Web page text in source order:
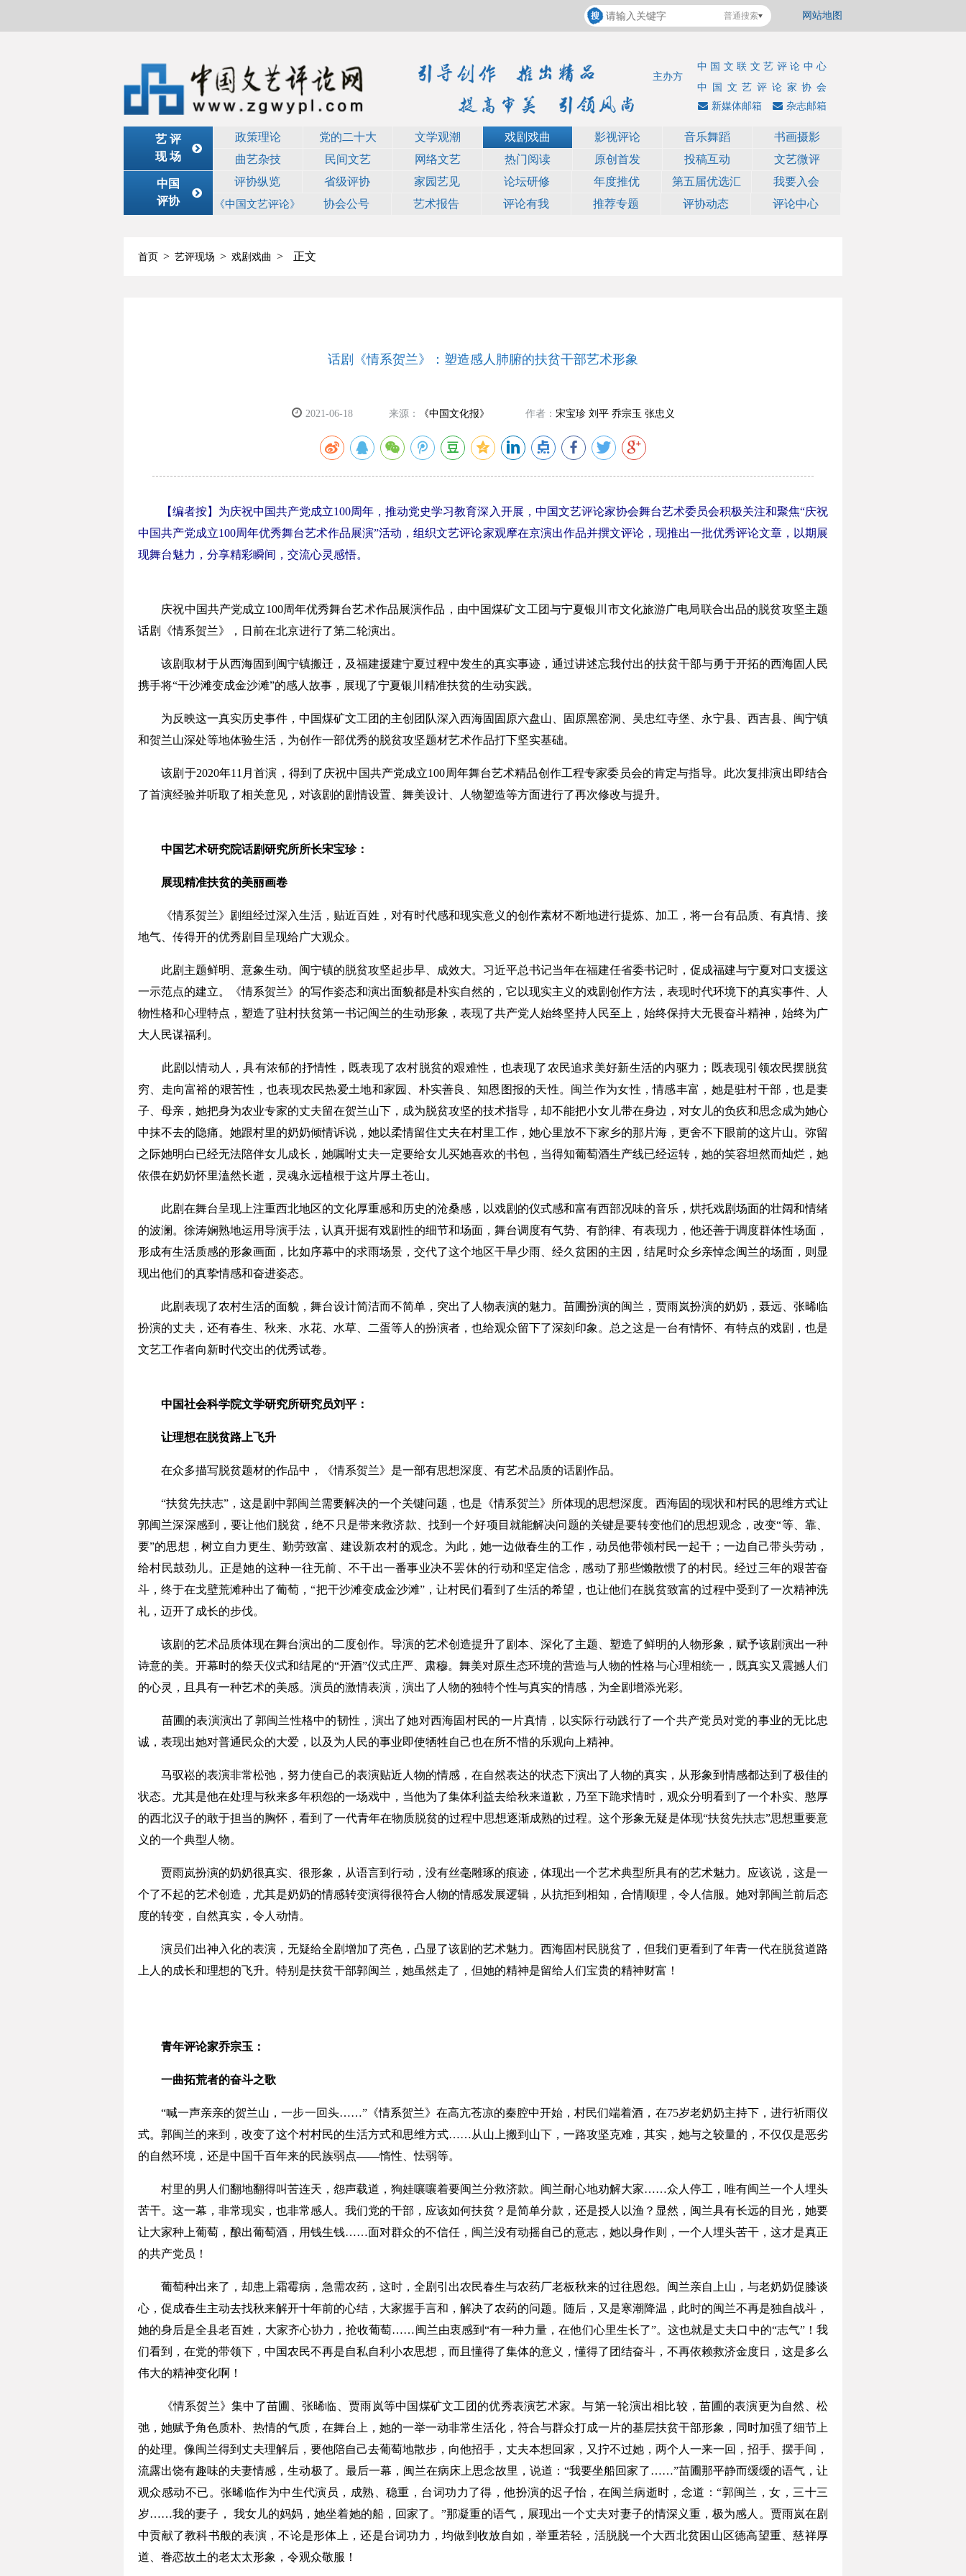
网站地图
普通搜索
中国文联文艺评论中心
中国文艺评论家协会
主办方
杂志邮箱
新媒体邮箱
艺 评
现 场
政策理论 党的二十大 文学观潮 戏剧戏曲 影视评论 音乐舞蹈
书画摄影
曲艺杂技
民间文艺 网络文艺 热门阅读 原创首发 投稿互动
文艺微评
中国
评协
评协纵览 省级评协 家园艺见 论坛研修 年度推优 第五届优选汇 我要入会
《中国文艺评论》 协会公号 艺术报告 评论有我 推荐专题 评协动态 评论中心
首页 > 艺评现场 > 戏剧戏曲 > 正文
话剧《情系贺兰》：塑造感人肺腑的扶贫干部艺术形象
2021-06-18 来源： 《中国文化报》 作者： 宋宝珍 刘平 乔宗玉 张忠义
【编者按】为庆祝中国共产党成立100周年，推动党史学习教育深入开展，中国文艺评论家协会舞台艺术委员会积极关注和聚焦“庆祝
中国共产党成立100周年优秀舞台艺术作品展演”活动，组织文艺评论家观摩在京演出作品并撰文评论，现推出一批优秀评论文章，以期展
现舞台魅力，分享精彩瞬间，交流心灵感悟。
庆祝中国共产党成立100周年优秀舞台艺术作品展演作品，由中国煤矿文工团与宁夏银川市文化旅游广电局联合出品的脱贫攻坚主题
话剧《情系贺兰》，日前在北京进行了第二轮演出。
该剧取材于从西海固到闽宁镇搬迁，及福建援建宁夏过程中发生的真实事迹，通过讲述忘我付出的扶贫干部与勇于开拓的西海固人民
携手将“干沙滩变成金沙滩”的感人故事，展现了宁夏银川精准扶贫的生动实践。
为反映这一真实历史事件，中国煤矿文工团的主创团队深入西海固固原六盘山、固原黑窑洞、吴忠红寺堡、永宁县、西吉县、闽宁镇
和贺兰山深处等地体验生活，为创作一部优秀的脱贫攻坚题材艺术作品打下坚实基础。
该剧于2020年11月首演，得到了庆祝中国共产党成立100周年舞台艺术精品创作工程专家委员会的肯定与指导。此次复排演出即结合
了首演经验并听取了相关意见，对该剧的剧情设置、舞美设计、人物塑造等方面进行了再次修改与提升。
中国艺术研究院话剧研究所所长宋宝珍：
展现精准扶贫的美丽画卷
《情系贺兰》剧组经过深入生活，贴近百姓，对有时代感和现实意义的创作素材不断地进行提炼、加工，将一台有品质、有真情、接
地气、传得开的优秀剧目呈现给广大观众。
此剧主题鲜明、意象生动。闽宁镇的脱贫攻坚起步早、成效大。习近平总书记当年在福建任省委书记时，促成福建与宁夏对口支援这
一示范点的建立。《情系贺兰》的写作姿态和演出面貌都是朴实自然的，它以现实主义的戏剧创作方法，表现时代环境下的真实事件、人
物性格和心理特点，塑造了驻村扶贫第一书记闽兰的生动形象，表现了共产党人始终坚持人民至上，始终保持大无畏奋斗精神，始终为广
大人民谋福利。
此剧以情动人，具有浓郁的抒情性，既表现了农村脱贫的艰难性，也表现了农民追求美好新生活的内驱力；既表现引领农民摆脱贫
穷、走向富裕的艰苦性，也表现农民热爱土地和家园、朴实善良、知恩图报的天性。闽兰作为女性，情感丰富，她是驻村干部，也是妻
子、母亲，她把身为农业专家的丈夫留在贺兰山下，成为脱贫攻坚的技术指导，却不能把小女儿带在身边，对女儿的负疚和思念成为她心
中抹不去的隐痛。她跟村里的奶奶倾情诉说，她以柔情留住丈夫在村里工作，她心里放不下家乡的那片海，更舍不下眼前的这片山。弥留
之际她明白已经无法陪伴女儿成长，她嘱咐丈夫一定要给女儿买她喜欢的书包，当得知葡萄酒生产线已经运转，她的笑容坦然而灿烂，她
依偎在奶奶怀里溘然长逝，灵魂永远植根于这片厚土苍山。
此剧在舞台呈现上注重西北地区的文化厚重感和历史的沧桑感，以戏剧的仪式感和富有西部况味的音乐，烘托戏剧场面的壮阔和情绪
的波澜。徐涛娴熟地运用导演手法，认真开掘有戏剧性的细节和场面，舞台调度有气势、有韵律、有表现力，他还善于调度群体性场面，
形成有生活质感的形象画面，比如序幕中的求雨场景，交代了这个地区干旱少雨、经久贫困的主因，结尾时众乡亲悼念闽兰的场面，则显
现出他们的真挚情感和奋进姿态。
此剧表现了农村生活的面貌，舞台设计简洁而不简单，突出了人物表演的魅力。苗圃扮演的闽兰，贾雨岚扮演的奶奶，聂远、张晞临
扮演的丈夫，还有春生、秋来、水花、水草、二蛋等人的扮演者，也给观众留下了深刻印象。总之这是一台有情怀、有特点的戏剧，也是
文艺工作者向新时代交出的优秀试卷。
中国社会科学院文学研究所研究员刘平：
让理想在脱贫路上飞升
在众多描写脱贫题材的作品中，《情系贺兰》是一部有思想深度、有艺术品质的话剧作品。
“扶贫先扶志”，这是剧中郭闽兰需要解决的一个关键问题，也是《情系贺兰》所体现的思想深度。西海固的现状和村民的思维方式让
郭闽兰深深感到，要让他们脱贫，绝不只是带来救济款、找到一个好项目就能解决问题的关键是要转变他们的思想观念，改变“等、靠、
要”的思想，树立自力更生、勤劳致富、建设新农村的观念。为此，她一边做春生的工作，动员他带领村民一起干；一边自己带头劳动，
给村民鼓劲儿。正是她的这种一往无前、不干出一番事业决不罢休的行动和坚定信念，感动了那些懒散惯了的村民。经过三年的艰苦奋
斗，终于在戈壁荒滩种出了葡萄，“把干沙滩变成金沙滩”，让村民们看到了生活的希望，也让他们在脱贫致富的过程中受到了一次精神洗
礼，迈开了成长的步伐。
该剧的艺术品质体现在舞台演出的二度创作。导演的艺术创造提升了剧本、深化了主题、塑造了鲜明的人物形象，赋予该剧演出一种
诗意的美。开幕时的祭天仪式和结尾的“开酒”仪式庄严、肃穆。舞美对原生态环境的营造与人物的性格与心理相统一，既真实又震撼人们
的心灵，且具有一种艺术的美感。演员的激情表演，演出了人物的独特个性与真实的情感，为全剧增添光彩。
苗圃的表演演出了郭闽兰性格中的韧性，演出了她对西海固村民的一片真情，以实际行动践行了一个共产党员对党的事业的无比忠
诚，表现出她对普通民众的大爱，以及为人民的事业即使牺牲自己也在所不惜的乐观向上精神。
马驭崧的表演非常松弛，努力使自己的表演贴近人物的情感，在自然表达的状态下演出了人物的真实，从形象到情感都达到了极佳的
状态。尤其是他在处理与秋来多年积怨的一场戏中，当他为了集体利益去给秋来道歉，乃至下跪求情时，观众分明看到了一个朴实、憨厚
的西北汉子的敢于担当的胸怀，看到了一代青年在物质脱贫的过程中思想逐渐成熟的过程。这个形象无疑是体现“扶贫先扶志”思想重要意
义的一个典型人物。
贾雨岚扮演的奶奶很真实、很形象，从语言到行动，没有丝毫雕琢的痕迹，体现出一个艺术典型所具有的艺术魅力。应该说，这是一
个了不起的艺术创造，尤其是奶奶的情感转变演得很符合人物的情感发展逻辑，从抗拒到相知，合情顺理，令人信服。她对郭闽兰前后态
度的转变，自然真实，令人动情。
演员们出神入化的表演，无疑给全剧增加了亮色，凸显了该剧的艺术魅力。西海固村民脱贫了，但我们更看到了年青一代在脱贫道路
上人的成长和理想的飞升。特别是扶贫干部郭闽兰，她虽然走了，但她的精神是留给人们宝贵的精神财富！
青年评论家乔宗玉：
一曲拓荒者的奋斗之歌
“喊一声亲亲的贺兰山，一步一回头……”《情系贺兰》在高亢苍凉的秦腔中开始，村民们端着酒，在75岁老奶奶主持下，进行祈雨仪
式。郭闽兰的来到，改变了这个村村民的生活方式和思维方式……从山上搬到山下，一路攻坚克难，其实，她与之较量的，不仅仅是恶劣
的自然环境，还是中国千百年来的民族弱点——惰性、怯弱等。
村里的男人们翻地翻得叫苦连天，怨声载道，狗娃嚷嚷着要闽兰分救济款。闽兰耐心地劝解大家……众人停工，唯有闽兰一个人埋头
苦干。这一幕，非常现实，也非常感人。我们党的干部，应该如何扶贫？是简单分款，还是授人以渔？显然，闽兰具有长远的目光，她要
让大家种上葡萄，酿出葡萄酒，用钱生钱……面对群众的不信任，闽兰没有动摇自己的意志，她以身作则，一个人埋头苦干，这才是真正
的共产党员！
葡萄种出来了，却患上霜霉病，急需农药，这时，全剧引出农民春生与农药厂老板秋来的过往恩怨。闽兰亲自上山，与老奶奶促膝谈
心，促成春生主动去找秋来解开十年前的心结，大家握手言和，解决了农药的问题。随后，又是寒潮降温，此时的闽兰不再是独自战斗，
她的身后是全县老百姓，大家齐心协力，抢收葡萄……闽兰由衷感到“有一种力量，在他们心里生长了”。这也就是丈夫口中的“志气”！我
们看到，在党的带领下，中国农民不再是自私自利小农思想，而且懂得了集体的意义，懂得了团结奋斗，不再依赖救济金度日，这是多么
伟大的精神变化啊！
《情系贺兰》集中了苗圃、张晞临、贾雨岚等中国煤矿文工团的优秀表演艺术家。与第一轮演出相比较，苗圃的表演更为自然、松
弛，她赋予角色质朴、热情的气质，在舞台上，她的一举一动非常生活化，符合与群众打成一片的基层扶贫干部形象，同时加强了细节上
的处理。像闽兰得到丈夫理解后，要他陪自己去葡萄地散步，向他招手，丈夫本想回家，又拧不过她，两个人一来一回，招手、摆手间，
流露出饶有趣味的夫妻情感，生动极了。最后一幕，闽兰在病床上思念故里，说道：“我要坐船回家了……”苗圃那平静而缓缓的语气，让
观众感动不已。张晞临作为中生代演员，成熟、稳重，台词功力了得，他扮演的迟子怡，在闽兰病逝时，念道：“郭闽兰，女，三十三
岁……我的妻子， 我女儿的妈妈，她坐着她的船，回家了。”那凝重的语气，展现出一个丈夫对妻子的情深义重，极为感人。贾雨岚在剧
中贡献了教科书般的表演，不论是形体上，还是台词功力，均做到收放自如，举重若轻，活脱脱一个大西北贫困山区德高望重、慈祥厚
道、眷恋故土的老太太形象，令观众敬服！